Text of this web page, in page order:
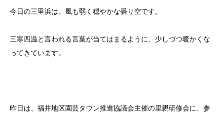
今日の三里浜は、風も弱く穏やかな曇り空です。
三寒四温と言われる言葉が当てはまるように、少しづつ暖かくな
ってきています。
昨日は、福井地区園芸タウン推進協議会主催の里親研修会に、参